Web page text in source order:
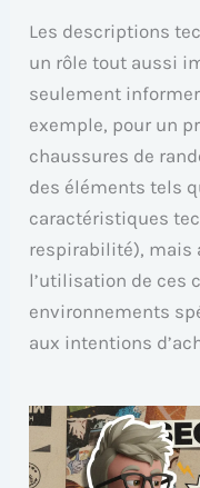
Les descriptions
un rôle tout aussi
seulement
exemple, pour un
chaussures de
des éléments tels
caractéristiques
respirabilité), mais
l’utilisation de ces
environnements
aux intentions